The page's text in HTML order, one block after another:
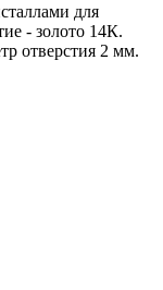
для
- золото 14К.
отверстия 2 мм.